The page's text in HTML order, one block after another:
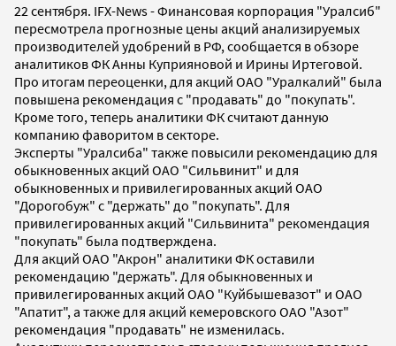
22 сентября. IFX-News - Финансовая корпорация "Уралсиб"
пересмотрела прогнозные цены акций анализируемых
производителей удобрений в РФ, сообщается в обзоре
аналитиков ФК Анны Куприяновой и Ирины Иртеговой.
Про итогам переоценки, для акций ОАО "Уралкалий" была
повышена рекомендация с "продавать" до "покупать".
Кроме того, теперь аналитики ФК считают данную
компанию фаворитом в секторе.
Эксперты "Уралсиба" также повысили рекомендацию для
обыкновенных акций ОАО "Сильвинит" и для
обыкновенных и привилегированных акций ОАО
"Дорогобуж" с "держать" до "покупать". Для
привилегированных акций "Сильвинита" рекомендация
"покупать" была подтверждена.
Для акций ОАО "Акрон" аналитики ФК оставили
рекомендацию "держать". Для обыкновенных и
привилегированных акций ОАО "Куйбышевазот" и ОАО
"Апатит", а также для акций кемеровского ОАО "Азот"
рекомендация "продавать" не изменилась.